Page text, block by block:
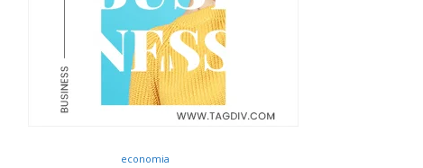
economia